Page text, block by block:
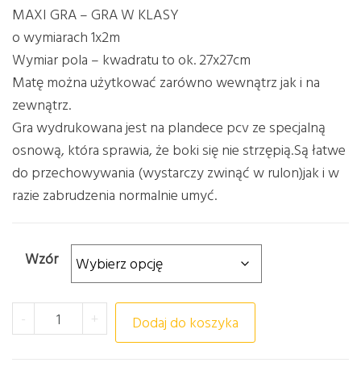
MAXI GRA – GRA W KLASY
o wymiarach 1x2m
Wymiar pola – kwadratu to ok. 27x27cm
Matę można użytkować zarówno wewnątrz jak i na
zewnątrz.
Gra wydrukowana jest na plandece pcv ze specjalną
osnową, która sprawia, że boki się nie strzępią.Są łatwe
do przechowywania (wystarczy zwinąć w rulon)jak i w
razie zabrudzenia normalnie umyć.
Wzór
- ilość MATA MAXI GRA "KLASY"
+ Dodaj do koszyka